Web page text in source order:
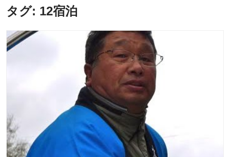
タグ: 12宿泊